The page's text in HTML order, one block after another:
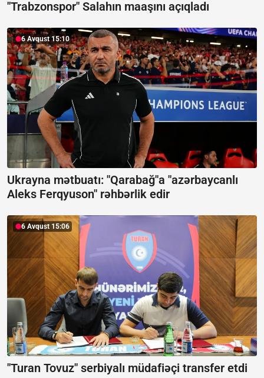
"Trabzonspor" Salahın maaşını açıqladı
6 Avqust 15:10
Ukrayna mətbuatı: "Qarabağ"a "azərbaycanlı
Aleks Ferqyuson" rəhbərlik edir
6 Avqust 15:06
"Turan Tovuz" serbiyalı müdafiəçi transfer etdi